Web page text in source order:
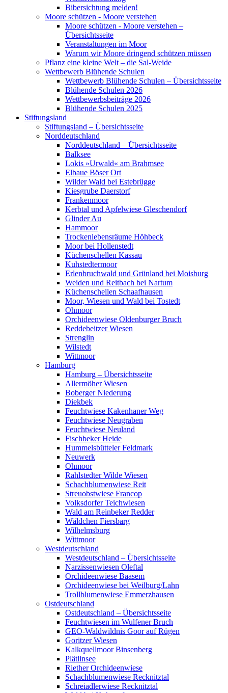
Bibersichtung melden!
Moore schützen - Moore verstehen
Moore schützen - Moore verstehen –
Übersichtsseite
Veranstaltungen im Moor
Warum wir Moore dringend schützen müssen
Pflanz eine kleine Welt – die Sal-Weide
Wettbewerb Blühende Schulen
Wettbewerb Blühende Schulen – Übersichtsseite
Blühende Schulen 2026
Wettbewerbsbeiträge 2026
Blühende Schulen 2025
Stiftungsland
Stiftungsland – Übersichtsseite
Norddeutschland
Norddeutschland – Übersichtsseite
Balksee
Lokis »Urwald« am Brahmsee
Elbaue Böser Ort
Wilder Wald bei Estebrügge
Kiesgrube Daerstorf
Frankenmoor
Kerbtal und Apfelwiese Gleschendorf
Glinder Au
Hammoor
Trockenlebensräume Höhbeck
Moor bei Hollenstedt
Küchenschellen Kassau
Kuhstedtermoor
Erlenbruchwald und Grünland bei Moisburg
Weiden und Reitbach bei Nartum
Küchenschellen Schaafhausen
Moor, Wiesen und Wald bei Tostedt
Ohmoor
Orchideenwiese Oldenburger Bruch
Reddebeitzer Wiesen
Strenglin
Wilstedt
Wittmoor
Hamburg
Hamburg – Übersichtsseite
Allermöher Wiesen
Boberger Niederung
Diekbek
Feuchtwiese Kakenhaner Weg
Feuchtwiese Neugraben
Feuchtwiese Neuland
Fischbeker Heide
Hummelsbütteler Feldmark
Neuwerk
Ohmoor
Rahlstedter Wilde Wiesen
Schachblumenwiese Reit
Streuobstwiese Francop
Volksdorfer Teichwiesen
Wald am Reinbeker Redder
Wäldchen Fiersbarg
Wilhelmsburg
Wittmoor
Westdeutschland
Westdeutschland – Übersichtsseite
Narzissenwiesen Oleftal
Orchideenwiese Baasem
Orchideenwiese bei Weilburg/Lahn
Trollblumenwiese Emmerzhausen
Ostdeutschland
Ostdeutschland – Übersichtsseite
Feuchtwiesen im Wulfener Bruch
GEO-Waldwildnis Goor auf Rügen
Goritzer Wiesen
Kalkquellmoor Binsenberg
Plätlinsee
Riether Orchideenwiese
Schachblumenwiese Recknitztal
Schreiadlerwiese Recknitztal